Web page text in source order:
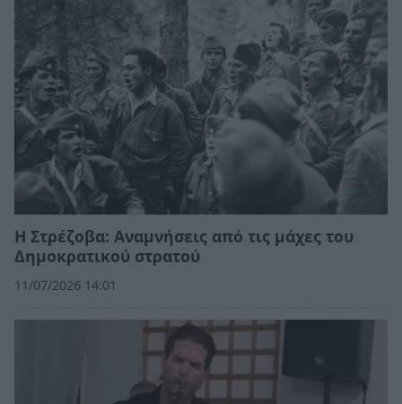
Η Στρέζοβα: Αναμνήσεις από τις μάχες του
Δημοκρατικού στρατού
11/07/2026 14:01